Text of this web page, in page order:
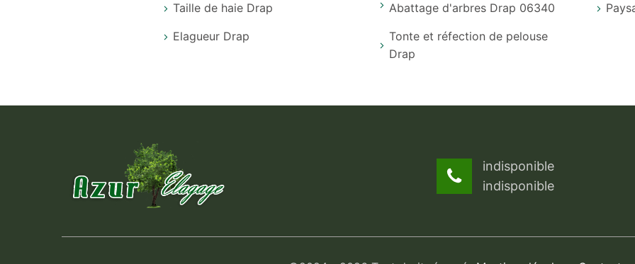
Taille de haie Drap
Elagueur Drap
Abattage d'arbres Drap 06340
Tonte et réfection de pelouse
Drap
indisponible
indisponible